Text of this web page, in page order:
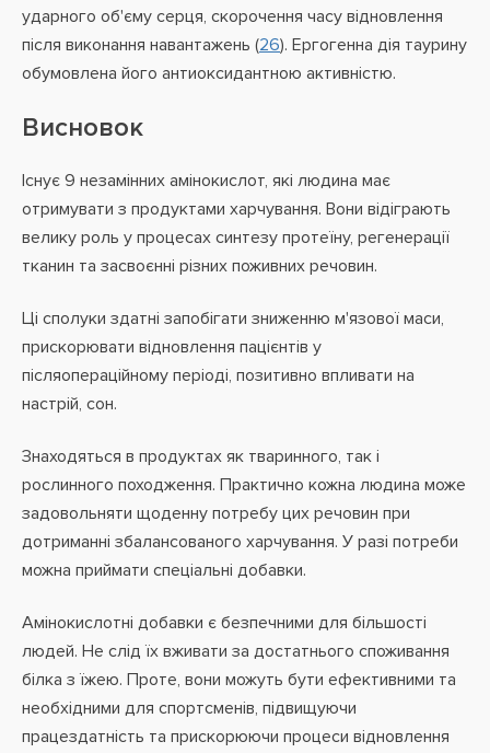
ударного об'єму серця, скорочення часу відновлення
після виконання навантажень (26). Ергогенна дія таурину
обумовлена його антиоксидантною активністю.
Висновок
Існує 9 незамінних амінокислот, які людина має
отримувати з продуктами харчування. Вони відіграють
велику роль у процесах синтезу протеїну, регенерації
тканин та засвоєнні різних поживних речовин.
Ці сполуки здатні запобігати зниженню м'язової маси,
прискорювати відновлення пацієнтів у
післяопераційному періоді, позитивно впливати на
настрій, сон.
Знаходяться в продуктах як тваринного, так і
рослинного походження. Практично кожна людина може
задовольняти щоденну потребу цих речовин при
дотриманні збалансованого харчування. У разі потреби
можна приймати спеціальні добавки.
Амінокислотні добавки є безпечними для більшості
людей. Не слід їх вживати за достатнього споживання
білка з їжею. Проте, вони можуть бути ефективними та
необхідними для спортсменів, підвищуючи
працездатність та прискорюючи процеси відновлення